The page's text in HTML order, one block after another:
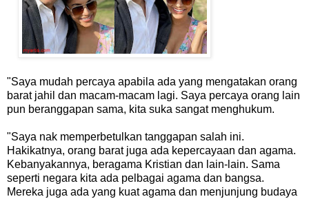
"Saya mudah percaya apabila ada yang mengatakan orang
barat jahil dan macam-macam lagi. Saya percaya orang lain
pun beranggapan sama, kita suka sangat menghukum.
"Saya nak memperbetulkan tanggapan salah ini.
Hakikatnya, orang barat juga ada kepercayaan dan agama.
Kebanyakannya, beragama Kristian dan lain-lain. Sama
seperti negara kita ada pelbagai agama dan bangsa.
Mereka juga ada yang kuat agama dan menjunjung budaya